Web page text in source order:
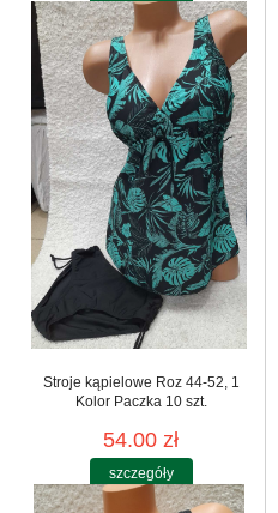
Stroje kąpielowe Roz 44-52, 1
Kolor Paczka 10 szt.
54.00 zł
szczegóły